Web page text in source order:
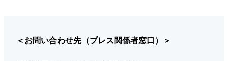
＜お問い合わせ先（プレス関係者窓口）＞